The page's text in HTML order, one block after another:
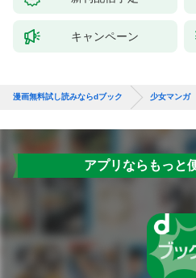
キャンペーン
漫画無料試し読みならdブック 少女マンガ
アプリならもっと